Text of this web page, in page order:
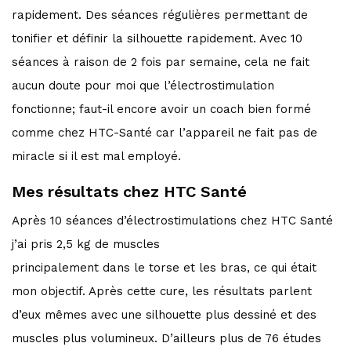
rapidement. Des séances régulières permettant de
tonifier et définir la silhouette rapidement. Avec 10
séances à raison de 2 fois par semaine, cela ne fait
aucun doute pour moi que l’électrostimulation
fonctionne; faut-il encore avoir un coach bien formé
comme chez HTC-Santé car l’appareil ne fait pas de
miracle si il est mal employé.
Mes résultats chez HTC Santé
Après 10 séances d’électrostimulations chez HTC Santé
j’ai pris 2,5 kg de muscles
principalement dans le torse et les bras, ce qui était
mon objectif. Après cette cure, les résultats parlent
d’eux mêmes avec une silhouette plus dessiné et des
muscles plus volumineux. D’ailleurs plus de 76 études